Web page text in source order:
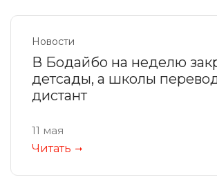
Новости
В Бодайбо на неделю
детсады, а школы
дистант
11 мая
Читать